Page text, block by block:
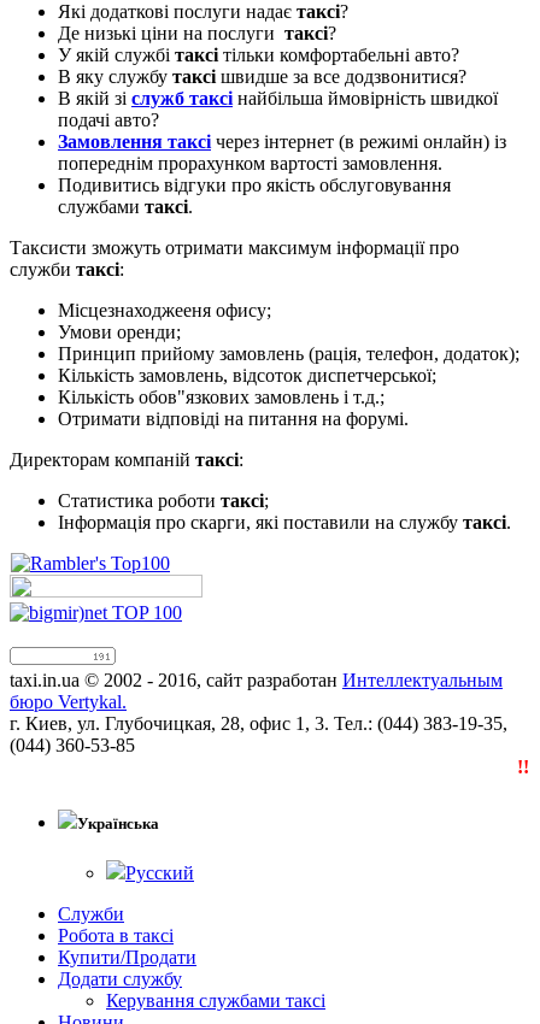
Які додаткові послуги надає таксі?
Де низькі ціни на послуги таксі?
У якій службі таксі тільки комфортабельні авто?
В яку службу таксі швидше за все додзвонитися?
В якій зі служб таксі найбільша ймовірність швидкої
подачі авто?
Замовлення таксі через інтернет (в режимі онлайн) із
попереднім прорахунком вартості замовлення.
Подивитись відгуки про якість обслуговування
службами таксі.
Таксисти зможуть отримати максимум інформації про
служби таксі:
Місцезнаходжееня офису;
Умови оренди;
Принцип прийому замовлень (рація, телефон, додаток);
Кількість замовлень, відсоток диспетчерської;
Кількість обов"язкових замовлень і т.д.;
Отримати відповіді на питання на форумі.
Директорам компаній таксі:
Статистика роботи таксі;
Інформація про скарги, які поставили на службу таксі.
taxi.in.ua © 2002 - 2016, сайт разработан Интеллектуальным
бюро Vertykal.
г. Киев, ул. Глубочицкая, 28, офис 1, 3. Тел.: (044) 383-19-35,
(044) 360-53-85
Українська
Русский
Служби
Робота в таксі
Купити/Продати
Додати службу
Керування службами таксі